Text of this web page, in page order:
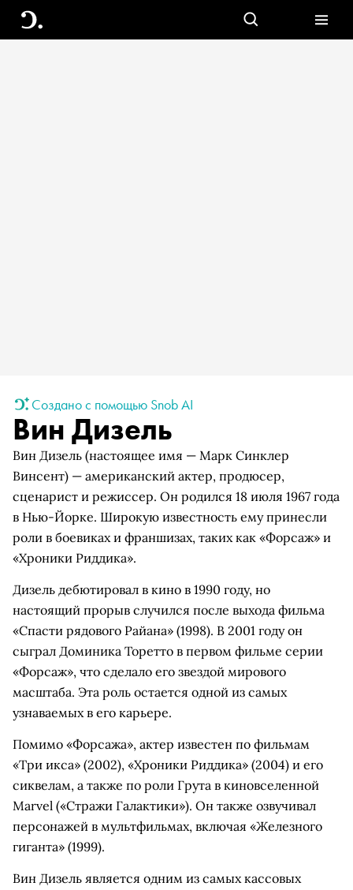
Создано с помощью Snob AI
Вин Дизель
Вин Дизель (настоящее имя — Марк Синклер
Винсент) — американский актер, продюсер,
сценарист и режиссер. Он родился 18 июля 1967 года
в Нью-Йорке. Широкую известность ему принесли
роли в боевиках и франшизах, таких как «Форсаж» и
«Хроники Риддика».
Дизель дебютировал в кино в 1990 году, но
настоящий прорыв случился после выхода фильма
«Спасти рядового Райана» (1998). В 2001 году он
сыграл Доминика Торетто в первом фильме серии
«Форсаж», что сделало его звездой мирового
масштаба. Эта роль остается одной из самых
узнаваемых в его карьере.
Помимо «Форсажа», актер известен по фильмам
«Три икса» (2002), «Хроники Риддика» (2004) и его
сиквелам, а также по роли Грута в киновселенной
Marvel («Стражи Галактики»). Он также озвучивал
персонажей в мультфильмах, включая «Железного
гиганта» (1999).
Вин Дизель является одним из самых кассовых